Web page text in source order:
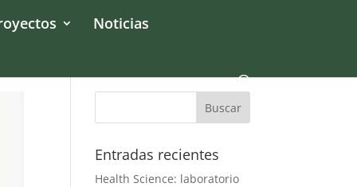
Noticias
Entradas recientes
Health Science: laboratorio